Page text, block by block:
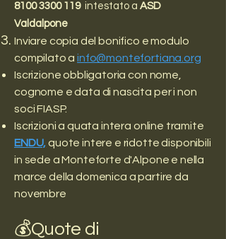
8100 3300 119intestato a ASD
Valdalpone
Inviare copia del bonifico e modulo
compilato ainfo@montefortiana.org
Iscrizione obbligatoria con nome,
cognome e data di nascita per i non
soci FIASP.
Iscrizioni a quata intera online tramite
ENDU,quote intere e ridotte disponibili
in sede a Monteforte d'Alpone e nella
marce della domenica a partire da
novembre
💰Quote di